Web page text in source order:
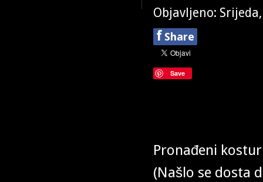
Objavljeno:
f Share
Save
Pronađeni
(Našlo se dosta